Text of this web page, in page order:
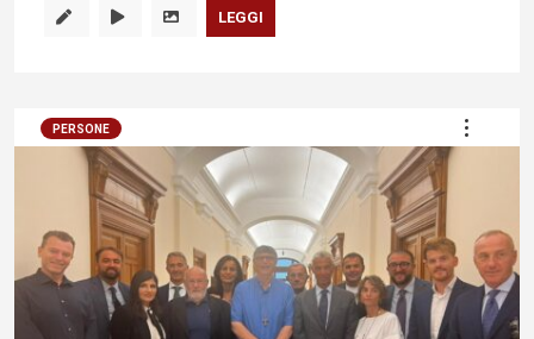
LEGGI
PERSONE